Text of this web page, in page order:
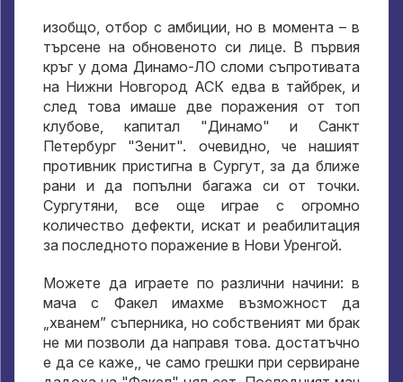
изобщо, отбор с амбиции, но в момента – в
търсене на обновеното си лице. В първия
кръг у дома Динамо-ЛО сломи съпротивата
на Нижни Новгород АСК едва в тайбрек, и
след това имаше две поражения от топ
клубове, капитал "Динамо" и Санкт
Петербург "Зенит". очевидно, че нашият
противник пристигна в Сургут, за да ближе
рани и да попълни багажа си от точки.
Сургутяни, все още играе с огромно
количество дефекти, искат и реабилитация
за последното поражение в Нови Уренгой.
Можете да играете по различни начини: в
мача с Факел имахме възможност да
„хванем” съперника, но собственият ми брак
не ми позволи да направя това. достатъчно
е да се каже,, че само грешки при сервиране